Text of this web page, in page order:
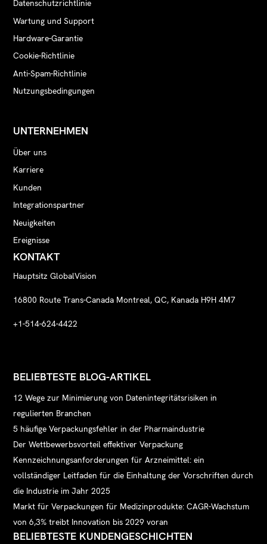
Datenschutzrichtlinie
Wartung und Support
Hardware-Garantie
Cookie-Richtlinie
Anti-Spam-Richtlinie
Nutzungsbedingungen
UNTERNEHMEN
Über uns
Karriere
Kunden
Integrationspartner
Neuigkeiten
Ereignisse
KONTAKT
Hauptsitz GlobalVision
16800 Route Trans-Canada Montreal, QC, Kanada H9H 4M7
+1-514-624-4422
BELIEBTESTE BLOG-ARTIKEL
12 Wege zur Minimierung von Datenintegritätsrisiken in
regulierten Branchen
5 häufige Verpackungsfehler in der Pharmaindustrie
Der Wettbewerbsvorteil effektiver Verpackung
Kennzeichnungsanforderungen für Arzneimittel: ein
vollständiger Leitfaden für die Einhaltung der Vorschriften durch
die Industrie im Jahr 2025
Markt für Verpackungen für Medizinprodukte: CAGR-Wachstum
von 6,3% treibt Innovation bis 2029 voran
BELIEBTESTE KUNDENGESCHICHTEN